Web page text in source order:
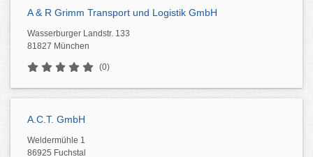
A & R Grimm Transport und Logistik GmbH
Wasserburger Landstr. 133
81827 München
(0)
A.C.T. GmbH
Weldermühle 1
86925 Fuchstal